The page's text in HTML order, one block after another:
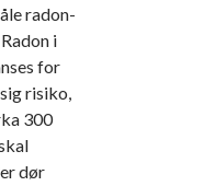
radon-
i
for
risiko,
300
dør